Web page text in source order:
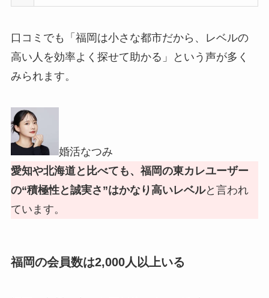
口コミでも「福岡は小さな都市だから、レベルの
高い人を効率よく探せて助かる」という声が多く
みられます。
婚活なつみ
愛知や北海道と比べても、福岡の東カレユーザー
の“積極性と誠実さ”はかなり高いレベルと言われ
ています。
福岡の会員数は2,000人以上いる